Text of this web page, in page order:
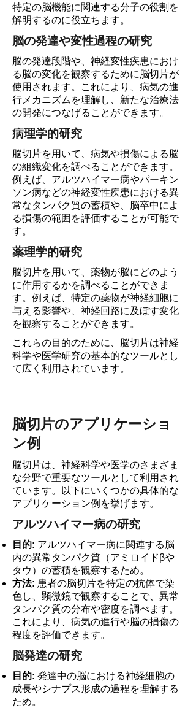
特定の脳機能に関連する分子の役割を
解明するのに役立ちます。
脳の発達や変性過程の研究
脳の発達段階や、神経変性疾患におけ
る脳の変化を観察するために脳切片が
使用されます。これにより、病気の進
行メカニズムを理解し、新たな治療法
の開発につなげることができます。
病理学的研究
脳切片を用いて、病気や損傷による脳
の組織変化を調べることができます。
例えば、アルツハイマー病やパーキン
ソン病などの神経変性疾患における異
常なタンパク質の蓄積や、脳卒中によ
る損傷の範囲を評価することが可能で
す。
薬理学的研究
脳切片を用いて、薬物が脳にどのよう
に作用するかを調べることができま
す。例えば、特定の薬物が神経細胞に
与える影響や、神経回路に及ぼす変化
を観察することができます。
これらの目的のために、脳切片は神経
科学や医学研究の基本的なツールとし
て広く利用されています。
脳切片のアプリケーショ
ン例
脳切片は、神経科学や医学のさまざま
な分野で重要なツールとして利用され
ています。以下にいくつかの具体的な
アプリケーション例を挙げます。
アルツハイマー病の研究
目的: アルツハイマー病に関連する脳
内の異常タンパク質（アミロイドβや
タウ）の蓄積を観察するため。
方法: 患者の脳切片を特定の抗体で染
色し、顕微鏡で観察することで、異常
タンパク質の分布や密度を調べます。
これにより、病気の進行や脳の損傷の
程度を評価できます。
脳発達の研究
目的: 発達中の脳における神経細胞の
成長やシナプス形成の過程を理解する
ため。